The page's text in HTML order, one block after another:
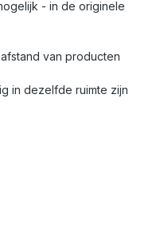
- in de originele
van producten
in dezelfde ruimte zijn